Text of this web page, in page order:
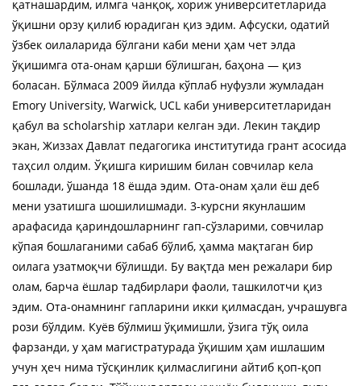
қатнашардим, илмга чанқоқ, хориж университетларида
ўқишни орзу қилиб юрадиган қиз эдим. Афсуски, одатий
ўзбек оилаларида бўлгани каби мени ҳам чет элда
ўқишимга ота-онам қарши бўлишган, баҳона — қиз
боласан. Бўлмаса 2009 йилда кўплаб нуфузли жумладан
Emory University, Warwick, UCL каби университетларидан
қабул ва scholarship хатлари келган эди. Лекин тақдир
экан, Жиззах Давлат педагогика институтида грант асосида
таҳсил олдим. Ўқишга киришим билан совчилар кела
бошлади, ўшанда 18 ёшда эдим. Ота-онам ҳали ёш деб
мени узатишга шошилишмади. 3-курсни якунлашим
арафасида қариндошларнинг гап-сўзларими, совчилар
кўпая бошлаганими сабаб бўлиб, ҳамма мақтаган бир
оилага узатмоқчи бўлишди. Бу вақтда мен режалари бир
олам, барча ёшлар тадбирлари фаоли, ташкилотчи қиз
эдим. Ота-онамнинг гапларини икки қилмасдан, учрашувга
рози бўлдим. Куёв бўлмиш ўқимишли, ўзига тўқ оила
фарзанди, у ҳам магистратурада ўқишим ҳам ишлашим
учун ҳеч нима тўсқинлик қилмаслигини айтиб қоп-қоп